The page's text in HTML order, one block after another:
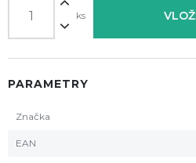
ks
PARAMETRY
Značka
EAN